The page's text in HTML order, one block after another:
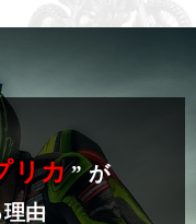
リカ” が
由